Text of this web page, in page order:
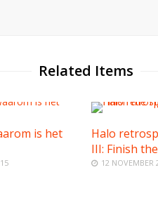
Related Items
is het
Halo
III: Finish
12 NOVEMBER